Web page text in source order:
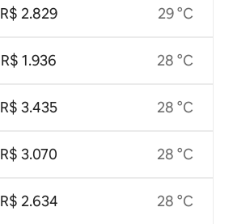
R$ 2.829
R$ 1.936
R$ 3.435
R$ 3.070
R$ 2.634
29 °C
28 °C
28 °C
28 °C
28 °C